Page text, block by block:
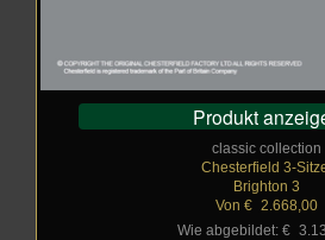
Produkt
classic collection
Chesterfield 3-
Brighton 3
Von € 2.668,00
Wie abgebildet: €